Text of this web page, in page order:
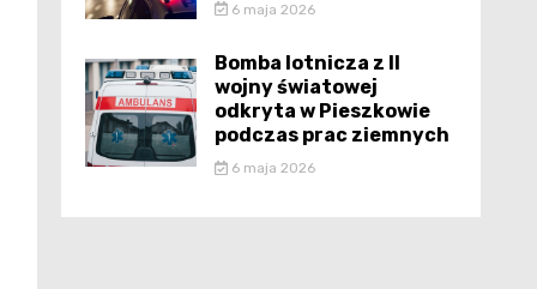
6 maja 2026
Bomba lotnicza z II
wojny światowej
odkryta w Pieszkowie
podczas prac ziemnych
6 maja 2026